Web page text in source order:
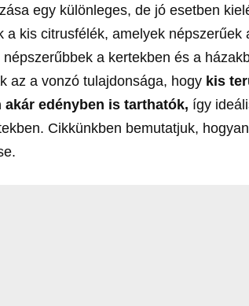
egy különleges, de jó esetben
a kis citrusfélék, amelyek népszerűek
a kertekben és a
az a vonzó tulajdonsága, hogy kis
edényben is tarthatók, így
Cikkünkben bemutatjuk,